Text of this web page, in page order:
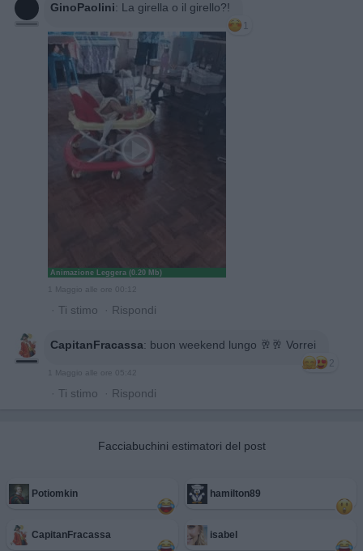
GinoPaolini: La girella o il girello?!
1
Animazione Leggera (0.20 Mb)
1 Maggio alle ore 00:12
· Ti stimo · Rispondi
CapitanFracassa: buon weekend lungo 🥂🥂 Vorrei
2
1 Maggio alle ore 05:42
· Ti stimo · Rispondi
Facciabuchini estimatori del post
Potiomkin hamilton89
CapitanFracassa isabel